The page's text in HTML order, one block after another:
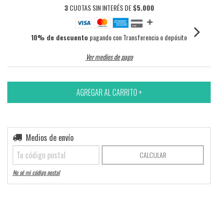
3CUOTAS SIN INTERÉS DE$5.000
10% de descuento pagando con Transferencia o depósito
Ver medios de pago
Entregas para el CP:
Medios de envío
CALCULAR
No sé mi código postal